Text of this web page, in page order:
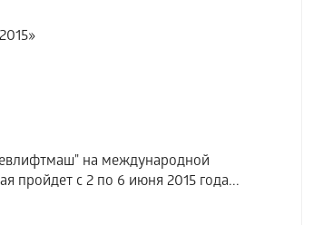
на международной
пройдет с 2 по 6 июня 2015 года...